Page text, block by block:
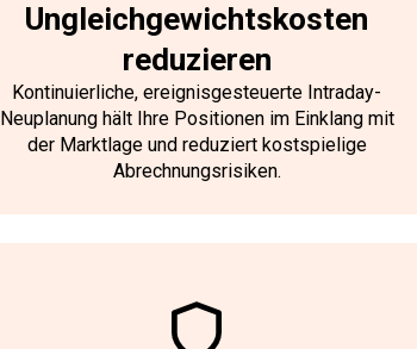
Ungleichgewichtskosten
reduzieren
Kontinuierliche, ereignisgesteuerte Intraday-
Neuplanung hält Ihre Positionen im Einklang mit
der Marktlage und reduziert kostspielige
Abrechnungsrisiken.